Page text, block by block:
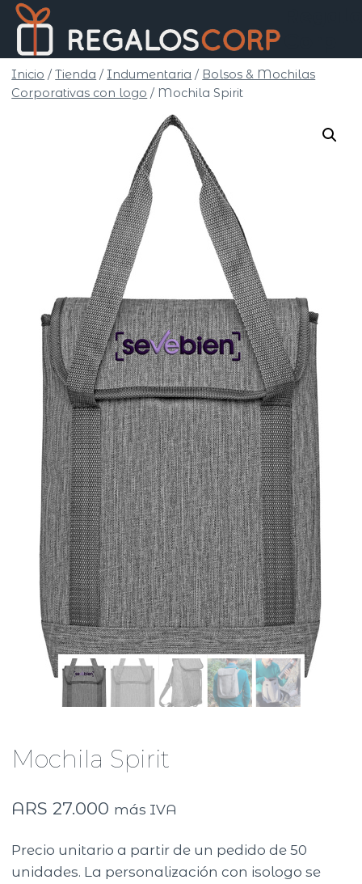
Saltar
contenido
Inicio / Tienda / Indumentaria / Bolsos & Mochilas
Corporativas con logo / Mochila Spirit
Mochila Spirit
ARS 27.000 más IVA
Precio unitario a partir de un pedido de 50
unidades. La personalización con isologo se